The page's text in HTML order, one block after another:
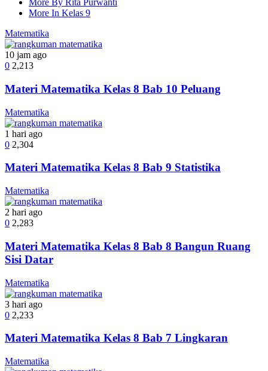
More By Rita Purwanti
More In Kelas 9
Matematika
10 jam ago
0 2,213
Materi Matematika Kelas 8 Bab 10 Peluang
Matematika
1 hari ago
0 2,304
Materi Matematika Kelas 8 Bab 9 Statistika
Matematika
2 hari ago
0 2,283
Materi Matematika Kelas 8 Bab 8 Bangun Ruang
Sisi Datar
Matematika
3 hari ago
0 2,233
Materi Matematika Kelas 8 Bab 7 Lingkaran
Matematika